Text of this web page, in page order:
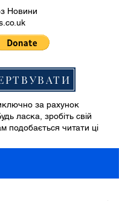
Новини
за рахунок
ласка, зробіть свій
подобається читати ці